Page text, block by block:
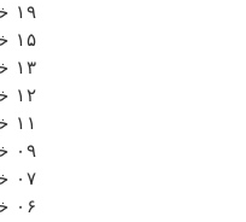
۱۹ خرداد ۱۴۰۵
۱۵ خرداد ۱۴۰۵
۱۳ خرداد ۱۴۰۵
۱۲ خرداد ۱۴۰۵
۱۱ خرداد ۱۴۰۵
۰۹ خرداد ۱۴۰۵
۰۷ خرداد ۱۴۰۵
۰۶ خرداد ۱۴۰۵